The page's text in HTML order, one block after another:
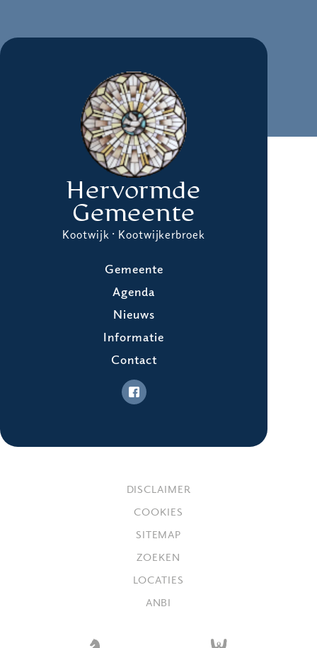
Hervormde
Gemeente
Kootwijk · Kootwijkerbroek
Gemeente
Agenda
Nieuws
Informatie
Contact
DISCLAIMER
COOKIES
SITEMAP
ZOEKEN
LOCATIES
ANBI